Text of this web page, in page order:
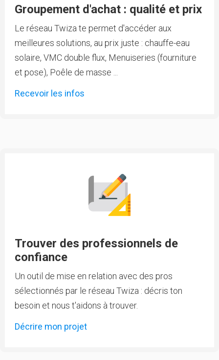
Groupement d'achat : qualité et prix
Le réseau Twiza te permet d'accéder aux
meilleures solutions, au prix juste : chauffe-eau
solaire, VMC double flux, Menuiseries (fourniture
et pose), Poêle de masse ...
Recevoir les infos
Trouver des professionnels de
confiance
Un outil de mise en relation avec des pros
sélectionnés par le réseau Twiza : décris ton
besoin et nous t'aidons à trouver.
Décrire mon projet